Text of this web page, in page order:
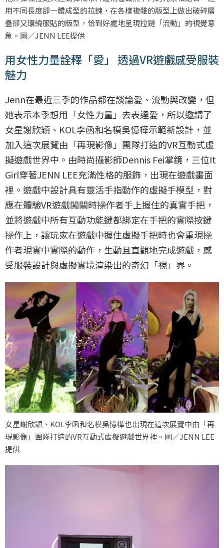
用不同長度卻一體成型的拉鍊，在各樣複雜的版型上做出破碎層
疊卻又環繞服貼的版型，恰到好處地呈現拉鏈「流動」的視覺意
象。圖／JENN LEE提供
用女性力量詮釋「愛」 透過VR遊戲感受服裝
魅力
Jenn在最近三季的作品都在談論愛、流動與改變，但
她表示本季想用「女性力量」去表達愛，所以邀請了
女星謝欣穎、KOL李函和名模吳憶樺示範新設計，並
加入這次展覽由「再現影像」團隊打造的VR互動式虛
擬遊戲世界中。由時尚攝影師Dennis Fei掌鏡，三位It
Girl穿著JENN LEE充滿性格的服飾，出現在遊戲畫面
裡。遊戲中設計具有靈活手指動作的虛擬手模型，對
應在體驗VR遊戲闖關時操作者手上握住的真實手把，
並將遊戲中所有互動功能鍵都綁定在手把的實際按鍵
操作上，讓玩家在遊戲中握住虛擬手把時也會重現操
作者現實中實際的動作，生動且直觀地完成遊戲，感
受服裝設計與虛擬實境渲染出的奇幻「視」界。
女星謝欣穎、KOL李函和名模吳憶樺也出現在這次展覽中由「再
現影像」團隊打造的VR互動式虛擬遊戲世界裡。圖／JENN LEE
提供